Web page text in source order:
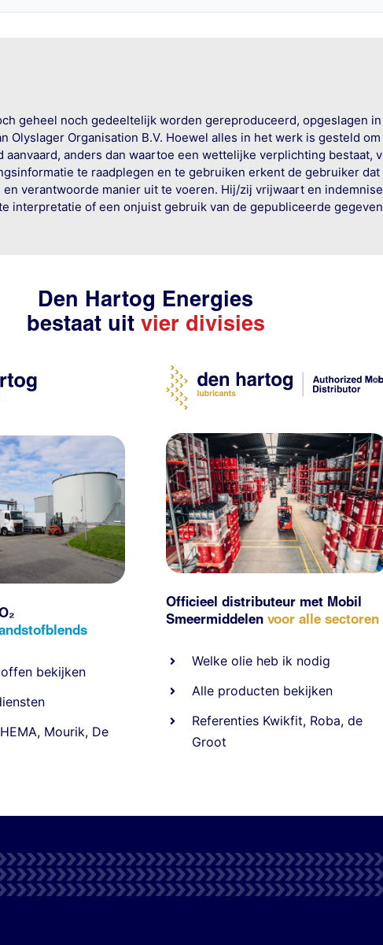
geheel noch gedeeltelijk worden gereproduceerd, opgeslagen
Organisation B.V. Hoewel alles in het werk is gesteld
anders dan waartoe een wettelijke verplichting bestaat,
te raadplegen en te gebruiken erkent de gebruiker
verantwoorde manier uit te voeren. Hij/zij vrijwaart en
interpretatie of een onjuist gebruik van de gepubliceerde
Den Hartog Energies
bestaat uit vier divisies
bekijken
HEMA, Mourik, De
Officieel distributeur met Mobil
Smeermiddelen voor alle sectoren
Welke olie heb ik nodig
Alle producten bekijken
Referenties Kwikfit, Roba, de
Groot